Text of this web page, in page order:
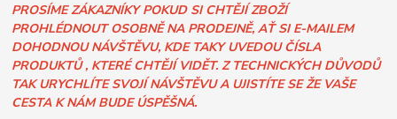
PROSÍME ZÁKAZNÍKY POKUD SI CHTĚJÍ ZBOŽÍ
PROHLÉDNOUT OSOBNĚ NA PRODEJNĚ, AŤ SI E-MAILEM
DOHODNOU NÁVŠTĚVU, KDE TAKY UVEDOU ČÍSLA
PRODUKTŮ , KTERÉ CHTĚJÍ VIDĚT. Z TECHNICKÝCH DŮVODŮ
TAK URYCHLÍTE SVOJÍ NÁVŠTĚVU A UJISTÍTE SE ŽE VAŠE
CESTA K NÁM BUDE ÚSPĚŠNÁ.